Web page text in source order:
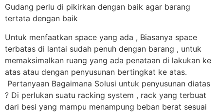
Gudang perlu di pikirkan dengan baik agar barang
tertata dengan baik
Untuk menfaatkan space yang ada , Biasanya space
terbatas di lantai sudah penuh dengan barang , untuk
memaksimalkan ruang yang ada penataan di lakukan ke
atas atau dengan penyusunan bertingkat ke atas.
Pertanyaan Bagaimana Solusi untuk penyusunan diatas
? Di perlukan suatu racking system , rack yang terbuat
dari besi yang mampu menampung beban berat sesuai